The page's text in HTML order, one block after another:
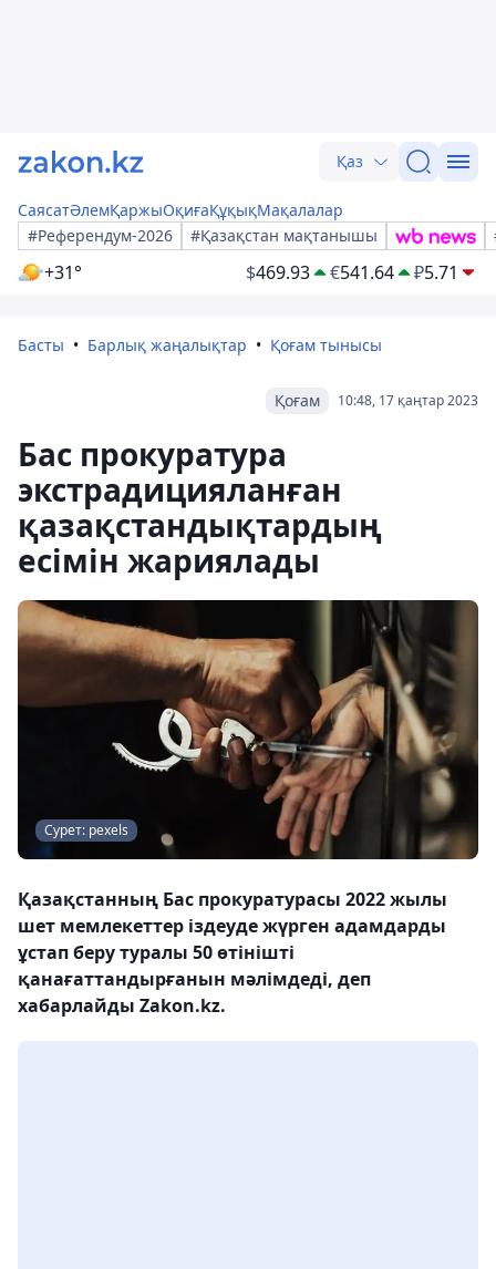
Қаз
СаясатӘлемҚаржыОқиғаҚұқықМақалалар
#Референдум-2026
#Қазақстан мақтанышы
+31° $469.93 €541.64 ₽5.71
Басты Барлық жаңалықтар Қоғам тынысы
10:48, 17 қаңтар 2023
Қоғам
Бас прокуратура
экстрадицияланған
қазақстандықтардың
есімін жариялады
Сурет: pexels
Қазақстанның Бас прокуратурасы 2022 жылы
шет мемлекеттер іздеуде жүрген адамдарды
ұстап беру туралы 50 өтінішті
қанағаттандырғанын мәлімдеді, деп
хабарлайды Zakon.kz.